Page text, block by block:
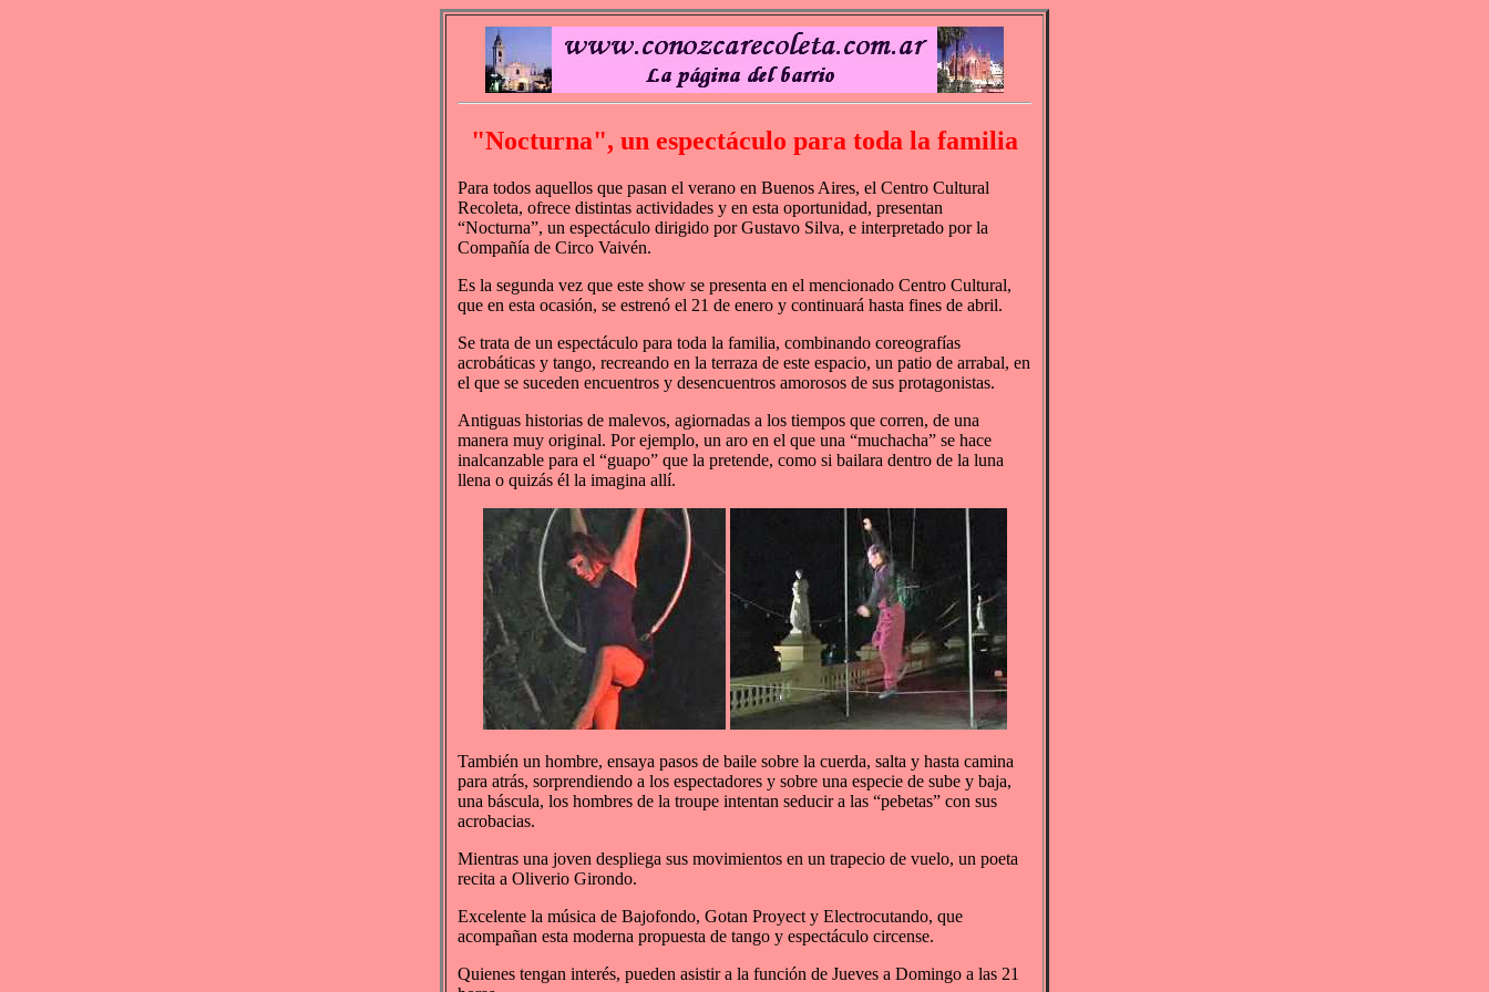
"Nocturna", un espectáculo para toda la familia
Para todos aquellos que pasan el verano en Buenos Aires, el Centro Cultural
Recoleta, ofrece distintas actividades y en esta oportunidad, presentan
“Nocturna”, un espectáculo dirigido por Gustavo Silva, e interpretado por la
Compañía de Circo Vaivén.
Es la segunda vez que este show se presenta en el mencionado Centro Cultural,
que en esta ocasión, se estrenó el 21 de enero y continuará hasta fines de abril.
Se trata de un espectáculo para toda la familia, combinando coreografías
acrobáticas y tango, recreando en la terraza de este espacio, un patio de arrabal, en
el que se suceden encuentros y desencuentros amorosos de sus protagonistas.
Antiguas historias de malevos, agiornadas a los tiempos que corren, de una
manera muy original. Por ejemplo, un aro en el que una “muchacha” se hace
inalcanzable para el “guapo” que la pretende, como si bailara dentro de la luna
llena o quizás él la imagina allí.
También un hombre, ensaya pasos de baile sobre la cuerda, salta y hasta camina
para atrás, sorprendiendo a los espectadores y sobre una especie de sube y baja,
una báscula, los hombres de la troupe intentan seducir a las “pebetas” con sus
acrobacias.
Mientras una joven despliega sus movimientos en un trapecio de vuelo, un poeta
recita a Oliverio Girondo.
Excelente la música de Bajofondo, Gotan Proyect y Electrocutando, que
acompañan esta moderna propuesta de tango y espectáculo circense.
Quienes tengan interés, pueden asistir a la función de Jueves a Domingo a las 21